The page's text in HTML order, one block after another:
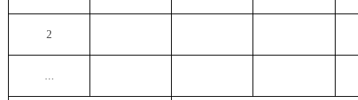
2
...